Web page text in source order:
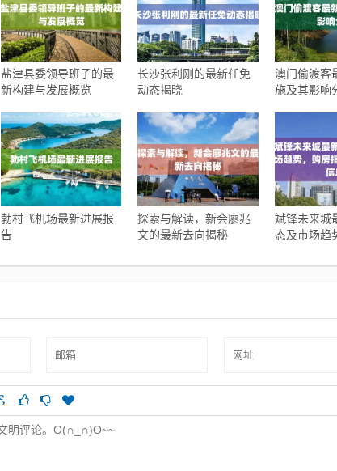
盐津县委领导班子的最
新构建与发展概览
长沙张利刚的最新任免
动态揭晓
澳门偷渡客
施及其影响
勃村飞机场最新进展报
告
探索与解读，新会廖兆
文的最新去向揭秘
斌锋未来城
态及市场趋